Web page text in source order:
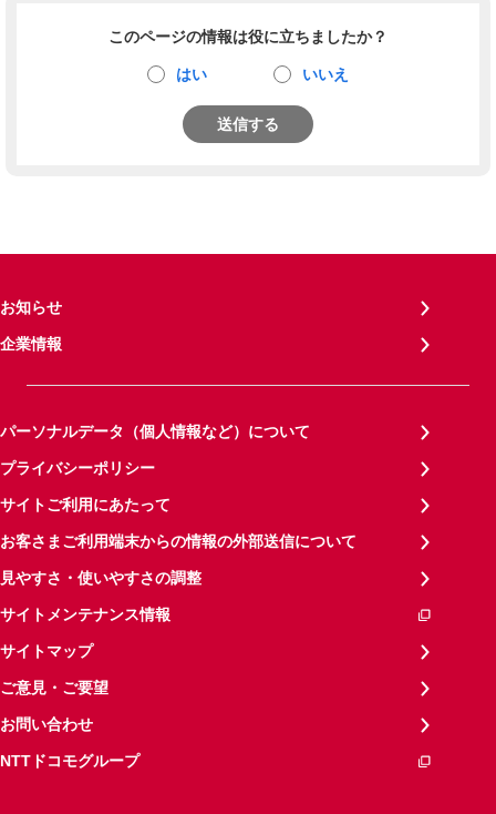
このページの情報は役に立ちましたか？
はい いいえ
送信する
お知らせ
企業情報
パーソナルデータ（個人情報など）について
プライバシーポリシー
サイトご利用にあたって
お客さまご利用端末からの情報の外部送信について
見やすさ・使いやすさの調整
サイトメンテナンス情報
サイトマップ
ご意見・ご要望
お問い合わせ
NTTドコモグループ